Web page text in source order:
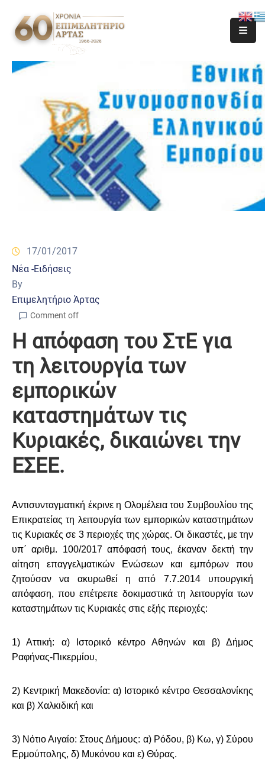
17/01/2017
Νέα -Ειδήσεις
By
Επιμελητήριο Άρτας
Comment off
Η απόφαση του ΣτΕ για
τη λειτουργία των
εμπορικών
καταστημάτων τις
Κυριακές, δικαιώνει την
ΕΣΕΕ.
Αντισυνταγματική έκρινε η Ολομέλεια του Συμβουλίου της
Επικρατείας τη λειτουργία των εμπορικών καταστημάτων
τις Κυριακές σε 3 περιοχές της χώρας. Οι δικαστές, με την
υπ΄ αριθμ. 100/2017 απόφασή τους, έκαναν δεκτή την
αίτηση επαγγελματικών Ενώσεων και εμπόρων που
ζητούσαν να ακυρωθεί η από 7.7.2014 υπουργική
απόφαση, που επέτρεπε δοκιμαστικά τη λειτουργία των
καταστημάτων τις Κυριακές στις εξής περιοχές:
1) Αττική: α) Ιστορικό κέντρο Αθηνών και β) Δήμος
Ραφήνας-Πικερμίου,
2) Κεντρική Μακεδονία: α) Ιστορικό κέντρο Θεσσαλονίκης
και β) Χαλκιδική και
3) Νότιο Αιγαίο: Στους Δήμους: α) Ρόδου, β) Κω, γ) Σύρου
Ερμούπολης, δ) Μυκόνου και ε) Θύρας.